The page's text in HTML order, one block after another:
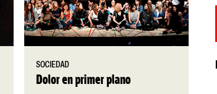
SOCIEDAD
Dolor en primer plano